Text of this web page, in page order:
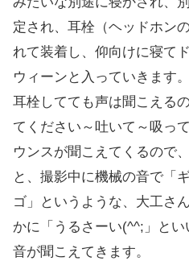
定され、耳栓（ヘッドホン
れて装着し、仰向けに寝て
ウィーンと入っていきます。
耳栓してても声は聞こえる
てください～吐いて～吸っ
ウンスが聞こえてくるので
と、撮影中に機械の音で「
ゴ」というような、大工さ
かに「うるさーい(^^;」と
音が聞こえてきます。